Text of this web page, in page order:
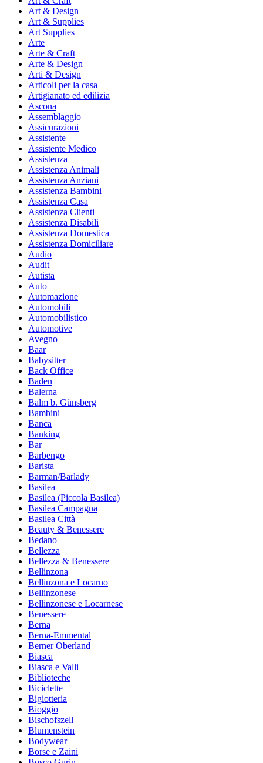
Art & Design
Art & Supplies
Art Supplies
Arte
Arte & Craft
Arte & Design
Arti & Design
Articoli per la casa
Artigianato ed edilizia
Ascona
Assemblaggio
Assicurazioni
Assistente
Assistente Medico
Assistenza
Assistenza Animali
Assistenza Anziani
Assistenza Bambini
Assistenza Casa
Assistenza Clienti
Assistenza Disabili
Assistenza Domestica
Assistenza Domiciliare
Audio
Audit
Autista
Auto
Automazione
Automobili
Automobilistico
Automotive
Avegno
Baar
Babysitter
Back Office
Baden
Balerna
Balm b. Günsberg
Bambini
Banca
Banking
Bar
Barbengo
Barista
Barman/Barlady
Basilea
Basilea (Piccola Basilea)
Basilea Campagna
Basilea Città
Beauty & Benessere
Bedano
Bellezza
Bellezza & Benessere
Bellinzona
Bellinzona e Locarno
Bellinzonese
Bellinzonese e Locarnese
Benessere
Berna
Berna-Emmental
Berner Oberland
Biasca
Biasca e Valli
Biblioteche
Biciclette
Bigiotteria
Bioggio
Bischofszell
Blumenstein
Bodywear
Borse e Zaini